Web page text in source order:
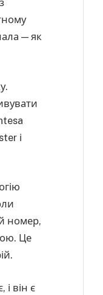
— як
і
номер,
Це
він є